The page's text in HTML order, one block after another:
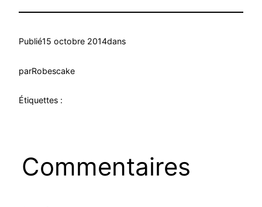
Publié15 octobre 2014dans
parRobescake
Étiquettes :
Commentaires